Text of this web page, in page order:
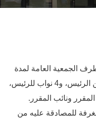
الجمعية العامة لمدة
انتدابية تصل إلى 6 سنوات. ويتكون من الرئيس، و4 نواب للرئيس،
ونائب المقرر.
للمصادقة عليه من